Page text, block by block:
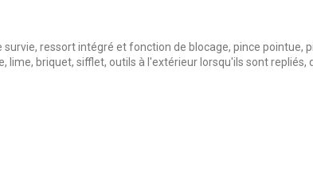
ressort intégré et fonction de blocage, pince pointue,
briquet, sifflet, outils à l'extérieur lorsqu'ils sont